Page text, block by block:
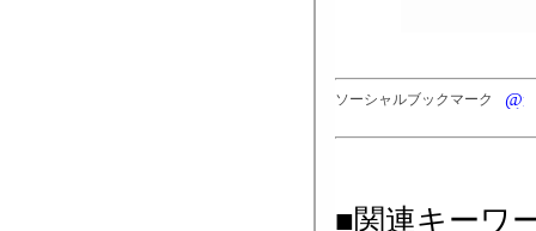
ソーシャルブックマーク
■関連キーワ